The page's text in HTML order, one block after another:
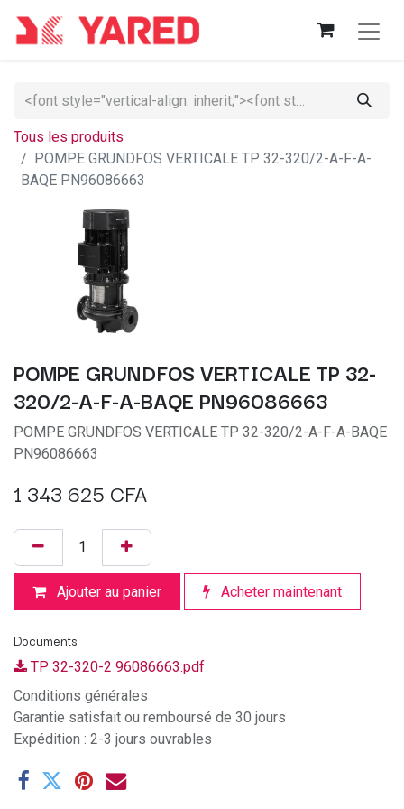
Tous les produits
POMPE GRUNDFOS VERTICALE TP 32-320/2-A-F-A-
BAQE PN96086663
POMPE GRUNDFOS VERTICALE TP 32-
320/2-A-F-A-BAQE PN96086663
POMPE GRUNDFOS VERTICALE TP 32-320/2-A-F-A-BAQE
PN96086663
1 343 625 CFA
Ajouter au panier Acheter maintenant
Documents
TP 32-320-2 96086663.pdf
Conditions générales
Garantie satisfait ou remboursé de 30 jours
Expédition : 2-3 jours ouvrables